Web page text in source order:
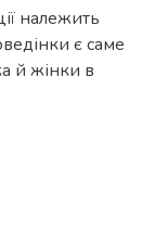
належить
є саме
й жінки в